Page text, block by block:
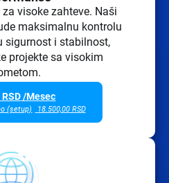
visoke zahteve. Naši
maksimalnu kontrolu
sigurnost i stabilnost,
projekte sa visokim
RSD /Mesec
(setup) 18.500,00RSD